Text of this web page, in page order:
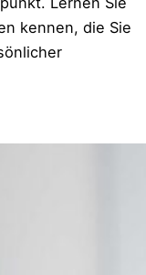
kennen, die Sie